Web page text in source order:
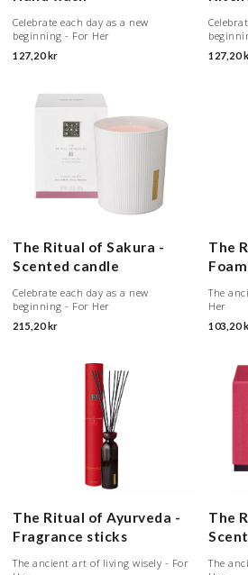
Celebrate each day as a new
beginning - For Her
127,20 kr 127,20
The Ritual of Sakura -
Scented candle
Celebrate each day as a new
beginning - For Her
215,20 kr
The
The
Her
103,20
The Ritual of Ayurveda -
Fragrance sticks
The ancient art of living wisely - For
The
The